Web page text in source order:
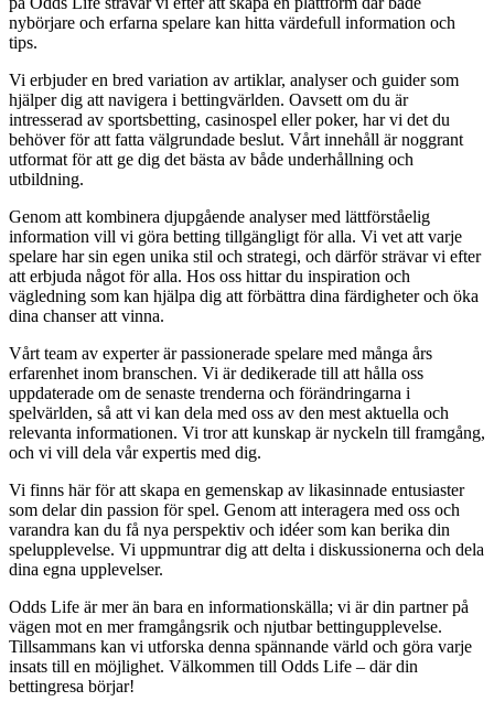
nybörjare och erfarna spelare kan hitta värdefull information och
tips.
Vi erbjuder en bred variation av artiklar, analyser och guider som
hjälper dig att navigera i bettingvärlden. Oavsett om du är
intresserad av sportsbetting, casinospel eller poker, har vi det du
behöver för att fatta välgrundade beslut. Vårt innehåll är noggrant
utformat för att ge dig det bästa av både underhållning och
utbildning.
Genom att kombinera djupgående analyser med lättförståelig
information vill vi göra betting tillgängligt för alla. Vi vet att varje
spelare har sin egen unika stil och strategi, och därför strävar vi efter
att erbjuda något för alla. Hos oss hittar du inspiration och
vägledning som kan hjälpa dig att förbättra dina färdigheter och öka
dina chanser att vinna.
Vårt team av experter är passionerade spelare med många års
erfarenhet inom branschen. Vi är dedikerade till att hålla oss
uppdaterade om de senaste trenderna och förändringarna i
spelvärlden, så att vi kan dela med oss av den mest aktuella och
relevanta informationen. Vi tror att kunskap är nyckeln till framgång,
och vi vill dela vår expertis med dig.
Vi finns här för att skapa en gemenskap av likasinnade entusiaster
som delar din passion för spel. Genom att interagera med oss och
varandra kan du få nya perspektiv och idéer som kan berika din
spelupplevelse. Vi uppmuntrar dig att delta i diskussionerna och dela
dina egna upplevelser.
Odds Life är mer än bara en informationskälla; vi är din partner på
vägen mot en mer framgångsrik och njutbar bettingupplevelse.
Tillsammans kan vi utforska denna spännande värld och göra varje
insats till en möjlighet. Välkommen till Odds Life – där din
bettingresa börjar!